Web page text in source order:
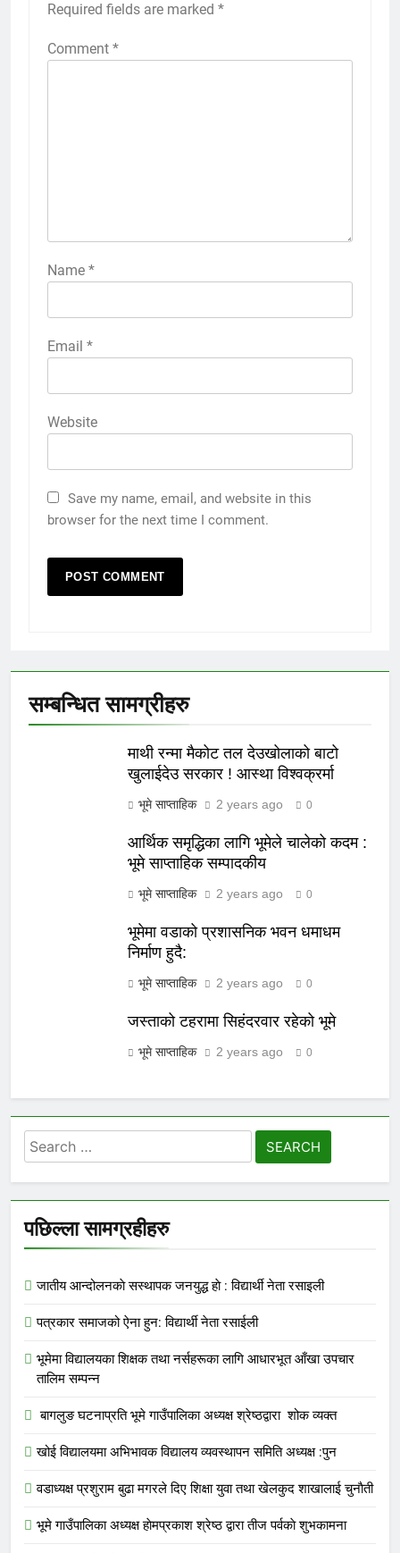
Required fields are marked *
Comment *
Name *
Email *
Website
Save my name, email, and website in this
browser for the next time I comment.
सम्बन्धित सामग्रीहरु
माथी रन्मा मैकोट तल देउखोलाको बाटो
खुलाईदेउ सरकार ! आस्था विश्वक्रर्मा
भूमे साप्ताहिक 2 years ago 0
आर्थिक समृद्धिका लागि भूमेले चालेको कदम :
भूमे साप्ताहिक सम्पादकीय
भूमे साप्ताहिक 2 years ago 0
भूमेमा वडाको प्रशासनिक भवन धमाधम
निर्माण हुदै:
भूमे साप्ताहिक 2 years ago 0
जस्ताको टहरामा सिहंदरवार रहेको भूमे
भूमे साप्ताहिक 2 years ago 0
Search
for:
पछिल्ला सामग्रहीहरु
जातीय आन्दोलनकाे सस्थापक जनयुद्ध हाे : विद्यार्थी नेता रसाइली
पत्रकार समाजको ऐना हुन: विद्यार्थी नेता रसाईली
भूमेमा विद्यालयका शिक्षक तथा नर्सहरूका लागि आधारभूत आँखा उपचार
तालिम सम्पन्न
बागलुङ घटनाप्रति भूमे गाउँपालिका अध्यक्ष श्रेष्ठद्वारा शोक व्यक्त
खोई विद्यालयमा अभिभावक विद्यालय व्यवस्थापन समिति अध्यक्ष :पुन
वडाध्यक्ष प्रशुराम बुढा मगरले दिए शिक्षा युवा तथा खेलकुद शाखालाई चुनाैती
भूमे गाउँपालिका अध्यक्ष हाेमप्रकाश श्रेष्ठ द्वारा तीज पर्वकाे शुभकामना